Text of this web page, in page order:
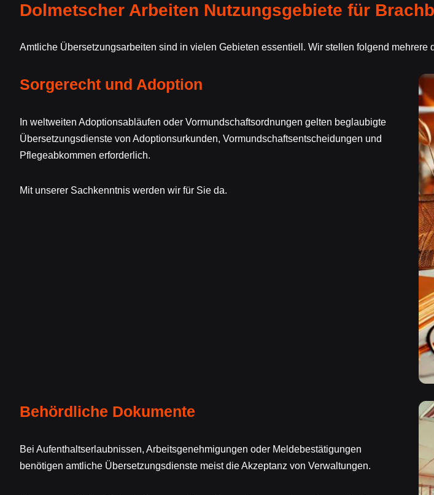
Dolmetscher Arbeiten Nutzungsgebiete für
Amtliche Übersetzungsarbeiten sind in vielen Gebieten essentiell. Wir stellen folgend mehrere
Sorgerecht und Adoption
In weltweiten Adoptionsabläufen oder Vormundschaftsordnungen gelten beglaubigte
Übersetzungsdienste von Adoptionsurkunden, Vormundschaftsentscheidungen und
Pflegeabkommen erforderlich.
Mit unserer Sachkenntnis werden wir für Sie da.
Behördliche Dokumente
Bei Aufenthaltserlaubnissen, Arbeitsgenehmigungen oder Meldebestätigungen
benötigen amtliche Übersetzungsdienste meist die Akzeptanz von Verwaltungen.